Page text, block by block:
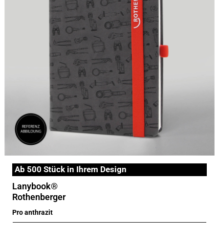
Ab 500 Stück in Ihrem Design
Lanybook®
Rothenberger
Pro anthrazit